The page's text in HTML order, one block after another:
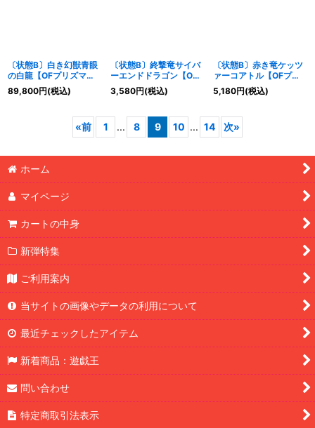
〔状態B〕白き幻獣青眼
の白龍【OFプリズマテ
ィックシークレット】
{LOCR-JP001}《モンス
89,800円(税込)
〔状態B〕終撃竜サイバ
ーエンドドラゴン【OF
プリズマティックシーク
レット】{LOCR-
3,580円(税込)
〔状態B〕赤き竜ケッツ
ァーコアトル【OFプリ
ズマティックシークレッ
ト】{LOCR-JP007}
5,180円(税込)
«前 1 ... 8 9 10 ... 14 次»
ホーム
マイページ
カートの中身
新弾特集
ご利用案内
当サイトの画像やデータの利用について
最近チェックしたアイテム
新着商品：遊戯王
問い合わせ
特定商取引法表示